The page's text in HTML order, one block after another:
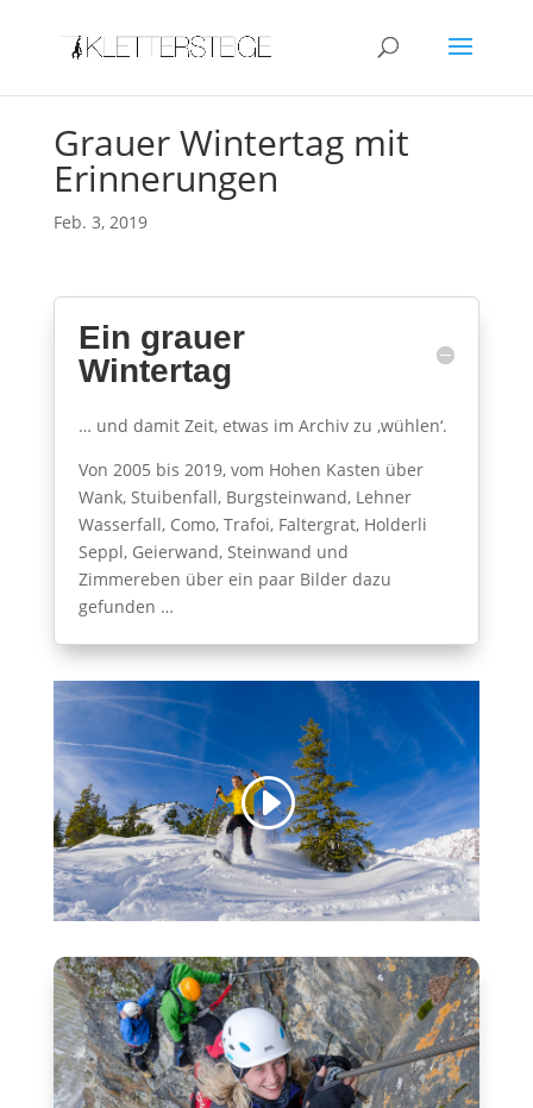
Grauer Wintertag mit
Erinnerungen
Feb. 3, 2019
Ein grauer
Wintertag
… und damit Zeit, etwas im Archiv zu ‚wühlen‘.
Von 2005 bis 2019, vom Hohen Kasten über
Wank, Stuibenfall, Burgsteinwand, Lehner
Wasserfall, Como, Trafoi, Faltergrat, Holderli
Seppl, Geierwand, Steinwand und
Zimmereben über ein paar Bilder dazu
gefunden …